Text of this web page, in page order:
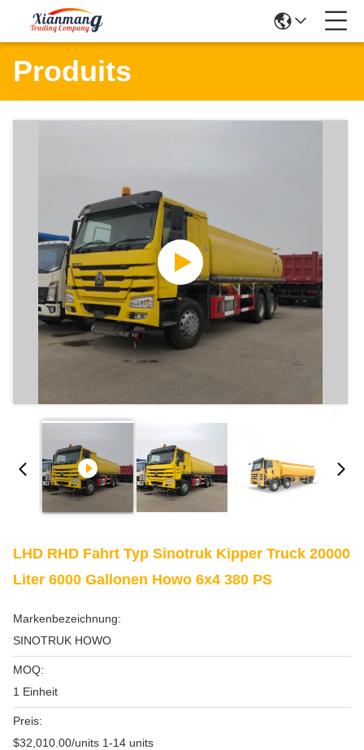
Produits
LHD RHD Fahrt Typ Sinotruk Kipper Truck 20000
Liter 6000 Gallonen Howo 6x4 380 PS
Markenbezeichnung:
SINOTRUK HOWO
MOQ:
1 Einheit
Preis:
$32,010.00/units 1-14 units